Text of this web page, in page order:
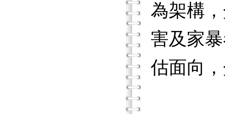
為架構
害及家
估面向